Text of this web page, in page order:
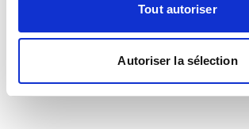
Tout autoriser
Autoriser la sélection